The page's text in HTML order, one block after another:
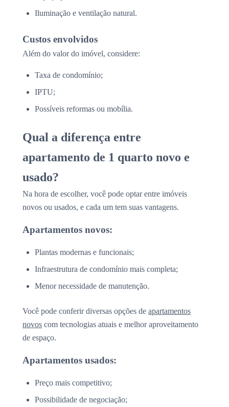
Iluminação e ventilação natural.
Custos envolvidos
Além do valor do imóvel, considere:
Taxa de condomínio;
IPTU;
Possíveis reformas ou mobília.
Qual a diferença entre
apartamento de 1 quarto novo e
usado?
Na hora de escolher, você pode optar entre imóveis
novos ou usados, e cada um tem suas vantagens.
Apartamentos novos:
Plantas modernas e funcionais;
Infraestrutura de condomínio mais completa;
Menor necessidade de manutenção.
Você pode conferir diversas opções de apartamentos
novos com tecnologias atuais e melhor aproveitamento
de espaço.
Apartamentos usados:
Preço mais competitivo;
Possibilidade de negociação;